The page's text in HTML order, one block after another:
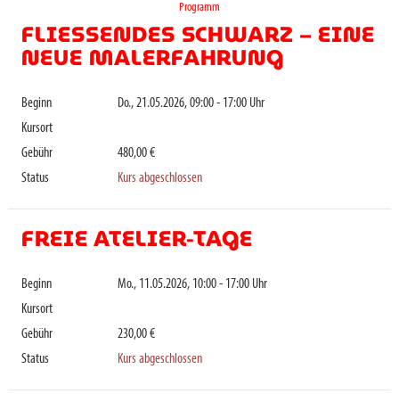
Programm
FLIESSENDES SCHWARZ – EINE N
EUE MALERFAHRUNG
Beginn
Do., 21.05.2026, 09:00 - 17:00 Uhr
Kursort
Gebühr
480,00 €
Status
Kurs abgeschlossen
FREIE ATELIER-TAGE
Beginn
Mo., 11.05.2026, 10:00 - 17:00 Uhr
Kursort
Gebühr
230,00 €
Status
Kurs abgeschlossen